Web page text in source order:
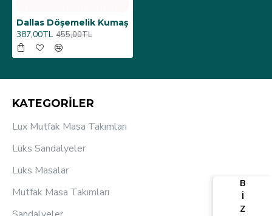
Dallas Döşemelik Kumaş
387,00TL 455,00TL
KATEGORİLER
Lux Mutfak Masa Takımları
Lüks Sandalyeler
Lüks Masalar
Mutfak Masa Takımları
B
İ
Z